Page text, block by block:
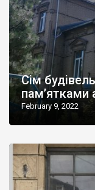
Сім
пам’ятками
February 9, 2022